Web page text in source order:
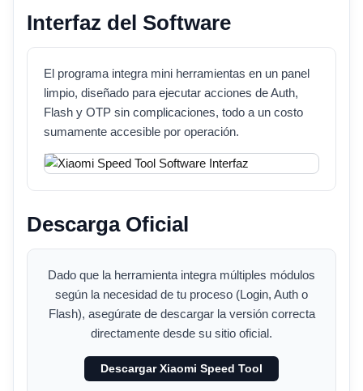
Interfaz del Software
El programa integra mini herramientas en un panel
limpio, diseñado para ejecutar acciones de Auth,
Flash y OTP sin complicaciones, todo a un costo
sumamente accesible por operación.
Descarga Oficial
Dado que la herramienta integra múltiples módulos
según la necesidad de tu proceso (Login, Auth o
Flash), asegúrate de descargar la versión correcta
directamente desde su sitio oficial.
Descargar Xiaomi Speed Tool